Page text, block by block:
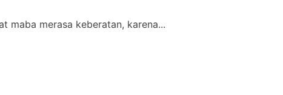
maba merasa keberatan, karena...